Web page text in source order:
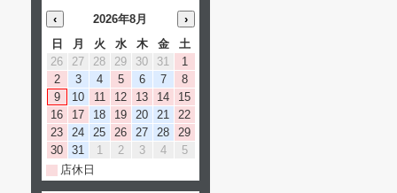
‹ 2026年8月
›
日
月 火 水 木 金
土
26
27 28 29 30 31
1
2
3 4 5 6 7
8
9
10 11 12 13 14
15
16
17 18 19 20 21
22
23
24 25 26 27 28
29
30
31 1 2 3 4
5
店休日